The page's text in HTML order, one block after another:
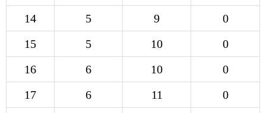
14
5 9
0
15
5 10
0
16
6 10
0
17
6 11
0